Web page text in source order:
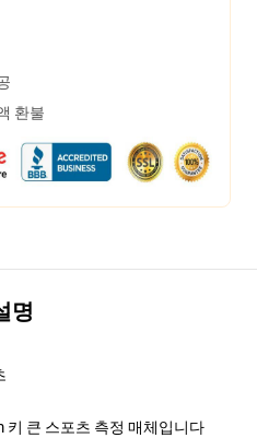
환불
명
키 큰 스포츠 측정 매체입니다